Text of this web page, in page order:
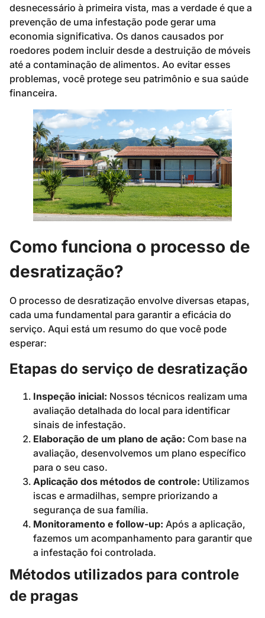
desnecessário à primeira vista, mas a verdade é que a
prevenção de uma infestação pode gerar uma
economia significativa. Os danos causados por
roedores podem incluir desde a destruição de móveis
até a contaminação de alimentos. Ao evitar esses
problemas, você protege seu patrimônio e sua saúde
financeira.
Como funciona o processo de
desratização?
O processo de desratização envolve diversas etapas,
cada uma fundamental para garantir a eficácia do
serviço. Aqui está um resumo do que você pode
esperar:
Etapas do serviço de desratização
Inspeção inicial: Nossos técnicos realizam uma
avaliação detalhada do local para identificar
sinais de infestação.
Elaboração de um plano de ação: Com base na
avaliação, desenvolvemos um plano específico
para o seu caso.
Aplicação dos métodos de controle: Utilizamos
iscas e armadilhas, sempre priorizando a
segurança de sua família.
Monitoramento e follow-up: Após a aplicação,
fazemos um acompanhamento para garantir que
a infestação foi controlada.
Métodos utilizados para controle
de pragas